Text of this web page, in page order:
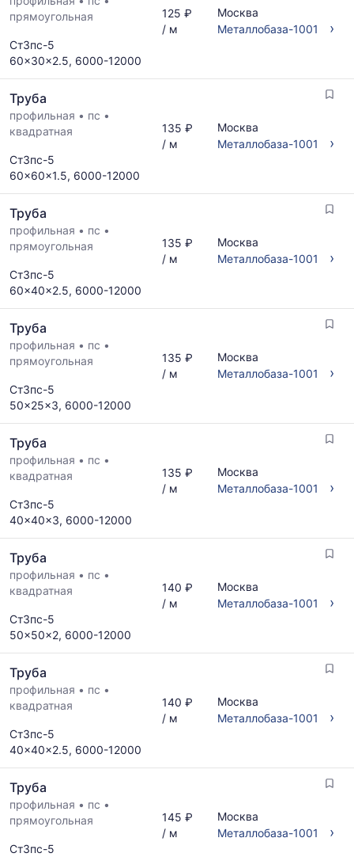
прямоугольная
Ст3пс-5
60x30x2.5, 6000-12000
125 ₽
/ м
Москва
Металлобаза-1001
›
Труба
профильная • пс •
квадратная
Ст3пс-5
60x60x1.5, 6000-12000
135 ₽
/ м
Москва
Металлобаза-1001
›
Труба
профильная • пс •
прямоугольная
Ст3пс-5
60x40x2.5, 6000-12000
135 ₽
/ м
Москва
Металлобаза-1001
›
Труба
профильная • пс •
прямоугольная
Ст3пс-5
50x25x3, 6000-12000
135 ₽
/ м
Москва
Металлобаза-1001
›
Труба
профильная • пс •
квадратная
Ст3пс-5
40x40x3, 6000-12000
135 ₽
/ м
Москва
Металлобаза-1001
›
Труба
профильная • пс •
квадратная
Ст3пс-5
50x50x2, 6000-12000
140 ₽
/ м
Москва
Металлобаза-1001
›
Труба
профильная • пс •
квадратная
Ст3пс-5
40x40x2.5, 6000-12000
140 ₽
/ м
Москва
Металлобаза-1001
›
Труба
профильная • пс •
прямоугольная
Ст3пс-5
145 ₽
/ м
Москва
Металлобаза-1001
›